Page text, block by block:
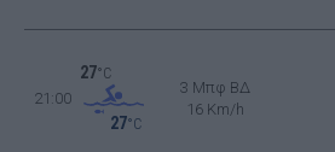
21:00
27°C
27°C
3 Μπφ ΒΔ
16 Km/h